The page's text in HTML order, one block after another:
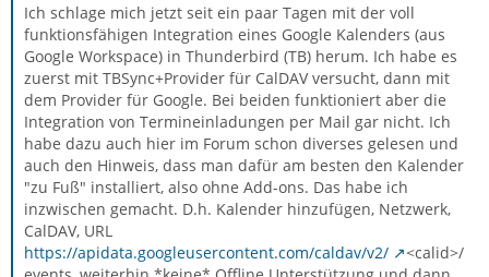
Ich schlage mich jetzt seit ein paar Tagen mit der voll
funktionsfähigen Integration eines Google Kalenders (aus
Google Workspace) in Thunderbird (TB) herum. Ich habe es
zuerst mit TBSync+Provider für CalDAV versucht, dann mit
dem Provider für Google. Bei beiden funktioniert aber die
Integration von Termineinladungen per Mail gar nicht. Ich
habe dazu auch hier im Forum schon diverses gelesen und
auch den Hinweis, dass man dafür am besten den Kalender
"zu Fuß" installiert, also ohne Add-ons. Das habe ich
inzwischen gemacht. D.h. Kalender hinzufügen, Netzwerk,
CalDAV, URL
https://apidata.googleusercontent.com/caldav/v2/
<calid>/